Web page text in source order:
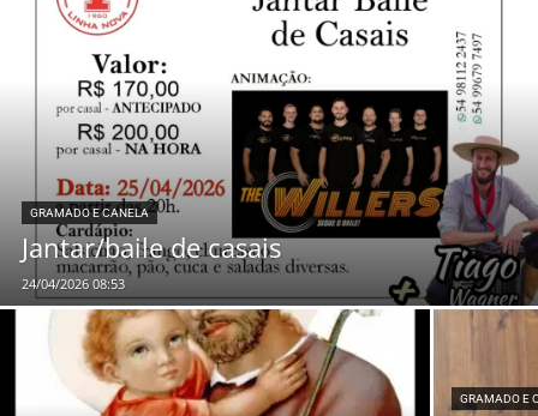
GRAMADO E CANELA
Jantar/baile de casais
24/04/2026 08:53
GRAMADO E